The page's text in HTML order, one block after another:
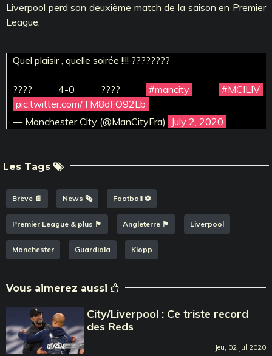
Liverpool perd son deuxième match de la saison en Premier
League.
Quel plaisir , quelle soirée !!!! ????????
???? 4-0 ???? #mancity
#MCILIV
pic.twitter.com/TM8dFO92Lb
— Manchester City (@ManCityFra)
July 2, 2020
Les Tags
Brève 📄 News 🗞️ Football ⚽️
Premier League & plus 🏴󠁧󠁢󠁥󠁮󠁧󠁿 Angleterre 🏴󠁧󠁢󠁥󠁮󠁧󠁿 Liverpool
Manchester Guardiola Klopp
Vous aimerez aussi
City/Liverpool : Ce triste record
des Reds
Jeu, 02 Jul 2020